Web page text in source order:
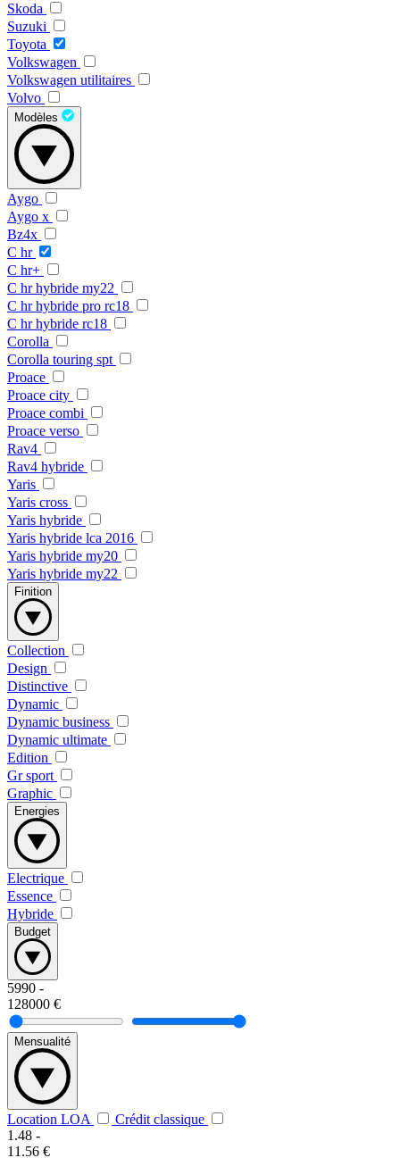
Skoda
Suzuki
Toyota
Volkswagen
Volkswagen utilitaires
Volvo
Modèles
Aygo
Aygo x
Bz4x
C hr
C hr+
C hr hybride my22
C hr hybride pro rc18
C hr hybride rc18
Corolla
Corolla touring spt
Proace
Proace city
Proace combi
Proace verso
Rav4
Rav4 hybride
Yaris
Yaris cross
Yaris hybride
Yaris hybride lca 2016
Yaris hybride my20
Yaris hybride my22
Finition
Collection
Design
Distinctive
Dynamic
Dynamic business
Dynamic ultimate
Edition
Gr sport
Graphic
Energies
Electrique
Essence
Hybride
Budget
5990 -
128000 €
Mensualité
Location LOA
Crédit classique
1.48 -
11.56 €